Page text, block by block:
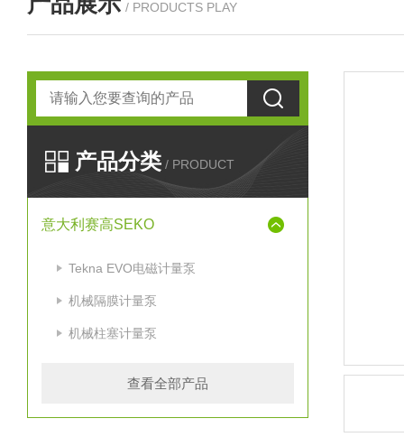
/ PRODUCTS PLAY
产品分类 / PRODUCT
意大利赛高SEKO
Tekna EVO电磁计量泵
机械隔膜计量泵
机械柱塞计量泵
查看全部产品